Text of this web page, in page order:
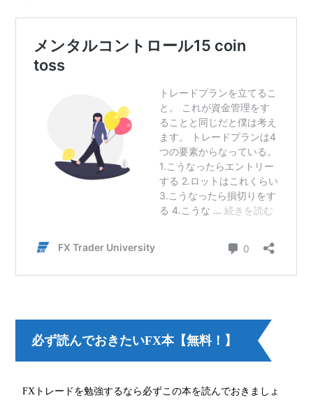
必ず読んでおきたいFX本【無料！】
FXトレードを勉強するなら必ずこの本を読んでおきましょ